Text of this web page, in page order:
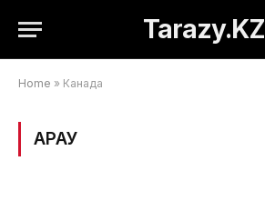
Tarazy.KZ
Home » Канада
ҚАРАУ